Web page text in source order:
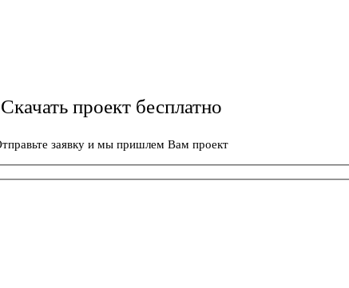
Скачать проект бесплатно
заявку и мы пришлем Вам проект